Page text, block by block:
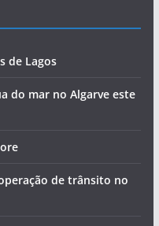
de Lagos
do mar no Algarve este
de trânsito no